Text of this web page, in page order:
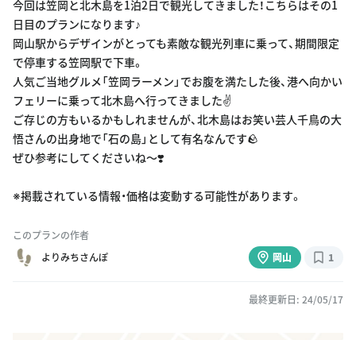
今回は笠岡と北木島を1泊2日で観光してきました！こちらはその1
日目のプランになります♪
岡山駅からデザインがとっても素敵な観光列車に乗って、期間限定
で停車する笠岡駅で下車。
人気ご当地グルメ「笠岡ラーメン」でお腹を満たした後、港へ向かい
フェリーに乗って北木島へ行ってきました✌️
ご存じの方もいるかもしれませんが、北木島はお笑い芸人千鳥の大
悟さんの出身地で「石の島」として有名なんです🪨
ぜひ参考にしてくださいね〜❣️
※掲載されている情報・価格は変動する可能性があります。
このプランの作者
よりみちさんぽ
岡山 1
最終更新日: 24/05/17